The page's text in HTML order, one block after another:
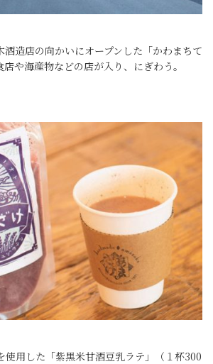
酒造店の向かいにオープンした「かわまちて
や海産物などの店が入り、にぎわう。
使用した「紫黒米甘酒豆乳ラテ」（１杯300